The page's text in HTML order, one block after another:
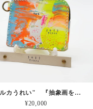
"イルカうれい" 『抽象画を革に』シリーズ 持ち歩くアートを日常に！ 一点物 本革 小さいおサイフ
¥20,000